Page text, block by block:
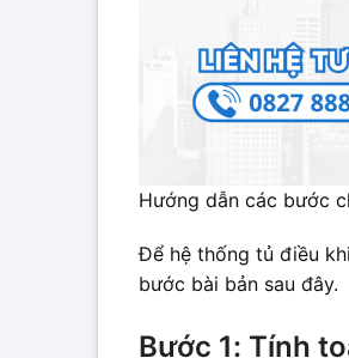
Hướng dẫn các bước
Để hệ thống tủ điều
bước bài bản sau đây.
Bước 1: Tính